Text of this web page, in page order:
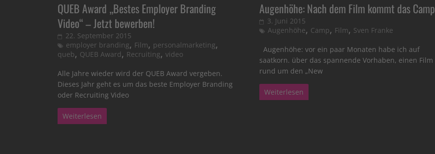
QUEB Award „Bestes Employer Branding
Video“ – Jetzt bewerben!
22. September 2015
employer branding, Film, personalmarketing,
queb, QUEB Award, Recruiting, video
Alle Jahre wieder wird der QUEB Award vergeben.
Dieses Jahr geht es um das beste Employer Branding
oder Recruiting Video
Weiterlesen
Augenhöhe: Nach dem Film kommt das Camp
3. Juni 2015
Augenhöhe, Camp, Film, Sven Franke
Augenhöhe: vor ein paar Monaten habe ich auf
saatkorn. über das spannende Vorhaben, einen Film
rund um den „New
Weiterlesen